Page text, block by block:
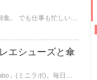
エシューズと傘